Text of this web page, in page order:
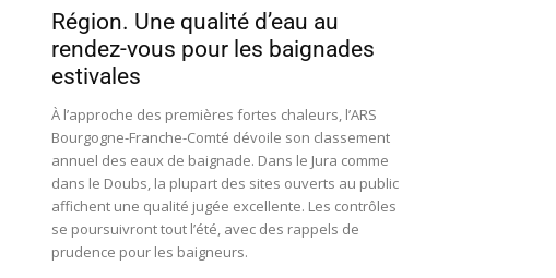
Région. Une qualité d’eau au
rendez-vous pour les baignades
estivales
À l’approche des premières fortes chaleurs, l’ARS
Bourgogne-Franche-Comté dévoile son classement
annuel des eaux de baignade. Dans le Jura comme
dans le Doubs, la plupart des sites ouverts au public
affichent une qualité jugée excellente. Les contrôles
se poursuivront tout l’été, avec des rappels de
prudence pour les baigneurs.